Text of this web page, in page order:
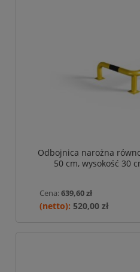
Odbojnica narożna
50 cm, wysokość 30
Cena:639,60 zł
520,00 zł